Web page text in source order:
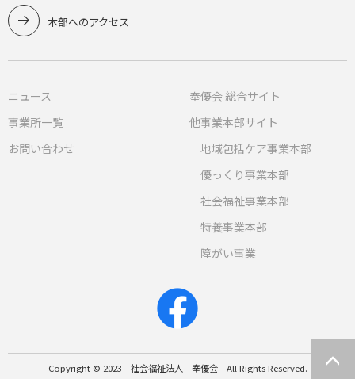
本部へのアクセス
ニュース
事業所一覧
お問い合わせ
奉優会 総合サイト
他事業本部サイト
地域包括ケア事業本部
優っくり事業本部
社会福祉事業本部
特養事業本部
障がい事業
Copyright © 2023 社会福祉法人 奉優会 All Rights Reserved.